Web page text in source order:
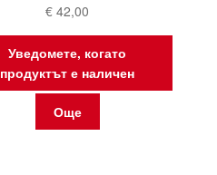
€ 42,00
Уведомете, когато
продуктът е наличен
Още